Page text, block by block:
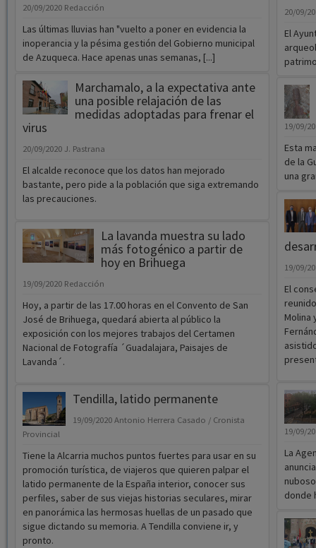
20/09/2020 Redacción
Las últimas lluvias han "vuelto a poner en evidencia la
inoperancia y la pésima gestión del Gobierno municipal
de Azuqueca. Hace apenas unas semanas, [...]
Marchamalo, a la expectativa ante
una posible relajación de las
medidas adoptadas para frenar el
virus
20/09/2020 J. Pastrana
El alcalde reconoce que los datos han mejorado
bastante, pero pide a la población que siga extremando
las precauciones.
La lavanda muestra su lado
más fotogénico a partir de
hoy en Brihuega
19/09/2020 Redacción
Hoy, a partir de las 17.00 horas en el Convento de San
José de Brihuega, quedará abierta al público la
exposición con los mejores trabajos del Certamen
Nacional de Fotografía ´Guadalajara, Paisajes de
Lavanda´.
Tendilla, latido permanente
19/09/2020 Antonio Herrera Casado / Cronista
Provincial
Tiene la Alcarria muchos puntos fuertes para usar en su
promoción turística, de viajeros que quieren palpar el
latido permanente de la España interior, conocer sus
perfiles, saber de sus viejas historias seculares, mirar
en panorámica las hermosas huellas de un pasado que
sigue dictando su memoria. A Tendilla conviene ir, y
pronto.
20/09/
El
19/09/
Esta
de la
una
19/09/
El
Molina
19/09/
La
donde